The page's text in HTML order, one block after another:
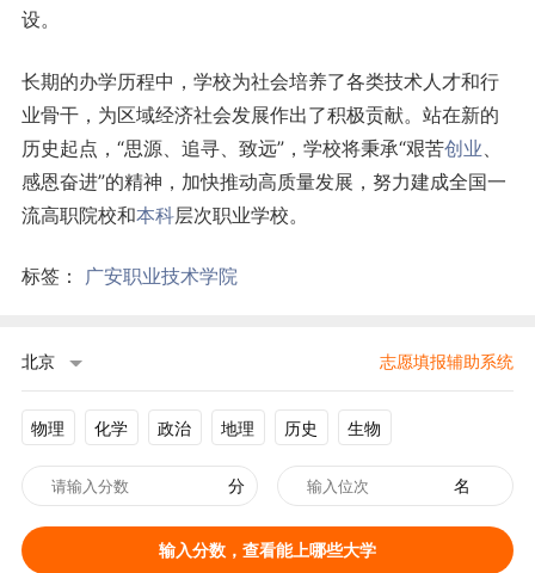
设。
长期的办学历程中，学校为社会培养了各类技术人才和行
业骨干，为区域经济社会发展作出了积极贡献。站在新的
历史起点，“思源、追寻、致远”，学校将秉承“艰苦创业、
感恩奋进”的精神，加快推动高质量发展，努力建成全国一
流高职院校和本科层次职业学校。
标签： 广安职业技术学院
北京 志愿填报辅助系统
物理 化学 政治 地理 历史 生物
分 名
输入分数，查看能上哪些大学